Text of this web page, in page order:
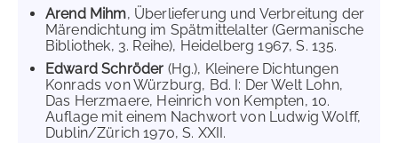
Arend Mihm, Überlieferung und Verbreitung der
Märendichtung im Spätmittelalter (Germanische
Bibliothek, 3. Reihe), Heidelberg 1967, S. 135.
Edward Schröder (Hg.), Kleinere Dichtungen
Konrads von Würzburg, Bd. I: Der Welt Lohn,
Das Herzmaere, Heinrich von Kempten, 10.
Auflage mit einem Nachwort von Ludwig Wolff,
Dublin/Zürich 1970, S. XXII.